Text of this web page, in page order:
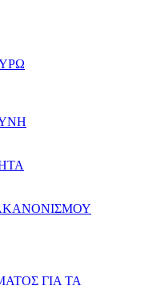
ΓΙΑ ΤΑ